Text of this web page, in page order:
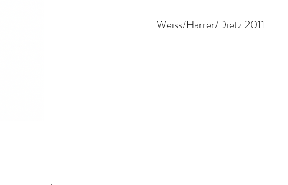
Weiss/Harrer/Dietz 2011